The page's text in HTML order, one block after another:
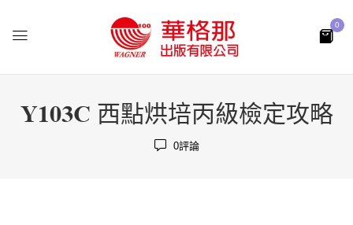
0
Y103C 西點烘培丙級檢定攻略
0評論